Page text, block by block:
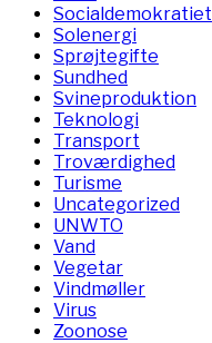
Socialdemokratiet
Solenergi
Sprøjtegifte
Sundhed
Svineproduktion
Teknologi
Transport
Troværdighed
Turisme
Uncategorized
UNWTO
Vand
Vegetar
Vindmøller
Virus
Zoonose